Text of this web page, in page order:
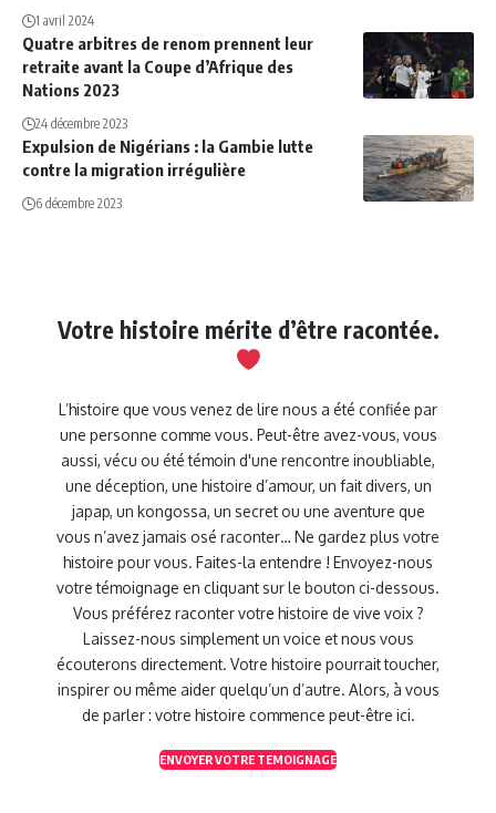
1 avril 2024
Quatre arbitres de renom prennent leur
retraite avant la Coupe d’Afrique des
Nations 2023
24 décembre 2023
Expulsion de Nigérians : la Gambie lutte
contre la migration irrégulière
6 décembre 2023
Votre histoire mérite d’être racontée.
L’histoire que vous venez de lire nous a été confiée par
une personne comme vous. Peut-être avez-vous, vous
aussi, vécu ou été témoin d'une rencontre inoubliable,
une déception, une histoire d’amour, un fait divers, un
japap, un kongossa, un secret ou une aventure que
vous n’avez jamais osé raconter… Ne gardez plus votre
histoire pour vous. Faites-la entendre ! Envoyez-nous
votre témoignage en cliquant sur le bouton ci-dessous.
Vous préférez raconter votre histoire de vive voix ?
Laissez-nous simplement un voice et nous vous
écouterons directement. Votre histoire pourrait toucher,
inspirer ou même aider quelqu’un d’autre. Alors, à vous
de parler : votre histoire commence peut-être ici.
ENVOYER VOTRE TEMOIGNAGE